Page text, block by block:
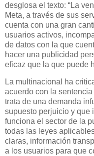
desglosa el texto: “La
Meta, a través de sus
cuenta con una gran
usuarios activos,
de datos con la que
hacer una publicidad
eficaz que la que puede
La multinacional ha
acuerdo con la
trata de una demanda
supuesto perjuicio y que
funciona el sector de la
todas las leyes
claras, información
a los usuarios para que